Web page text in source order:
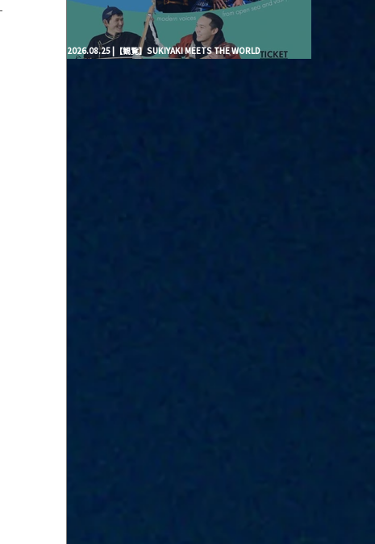
2026.08.25 |【観覧】SUKIYAKI MEETS THE WORLD
presentsLINDIGO FAMILY with ANNA SATO, ODUCHU modern